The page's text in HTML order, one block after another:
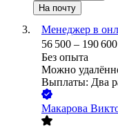
На почту
Менеджер в
56 500 – 190 600
Без опыта
Можно
Выплаты: Два
Макарова